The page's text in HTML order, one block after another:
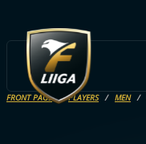
FRONT PAGE PLAYERS MEN